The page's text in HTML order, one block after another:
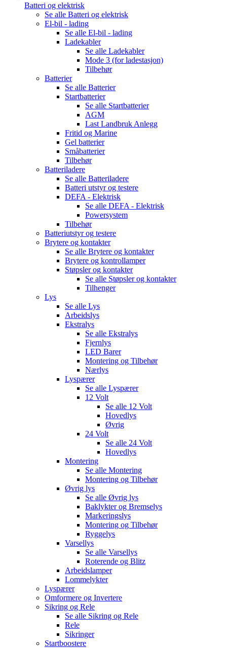
Batteri og elektrisk
Se alle Batteri og elektrisk
El-bil - lading
Se alle El-bil - lading
Ladekabler
Se alle Ladekabler
Mode 3 (for ladestasjon)
Tilbehør
Batterier
Se alle Batterier
Startbatterier
Se alle Startbatterier
AGM
Last Landbruk Anlegg
Fritid og Marine
Gel batterier
Småbatterier
Tilbehør
Batteriladere
Se alle Batteriladere
Batteri utstyr og testere
DEFA - Elektrisk
Se alle DEFA - Elektrisk
Powersystem
Tilbehør
Batteriutstyr og testere
Brytere og kontakter
Se alle Brytere og kontakter
Brytere og kontrollamper
Støpsler og kontakter
Se alle Støpsler og kontakter
Tilhenger
Lys
Se alle Lys
Arbeidslys
Ekstralys
Se alle Ekstralys
Fjernlys
LED Barer
Montering og Tilbehør
Nærlys
Lyspærer
Se alle Lyspærer
12 Volt
Se alle 12 Volt
Hovedlys
Øvrig
24 Volt
Se alle 24 Volt
Hovedlys
Montering
Se alle Montering
Montering og Tilbehør
Øvrig lys
Se alle Øvrig lys
Baklykter og Bremselys
Markeringslys
Montering og Tilbehør
Ryggelys
Varsellys
Se alle Varsellys
Roterende og Blitz
Arbeidslamper
Lommelykter
Lyspærer
Omformere og Invertere
Sikring og Rele
Se alle Sikring og Rele
Rele
Sikringer
Startboostere